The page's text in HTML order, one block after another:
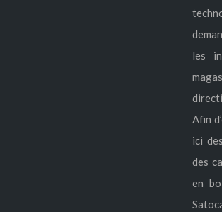
les
Afin
ici
des
en